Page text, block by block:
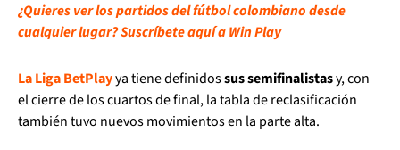
¿Quieres ver los partidos del fútbol colombiano desde
cualquier lugar? Suscríbete aquí a Win Play
La Liga BetPlayya tiene definidossus semifinalistasy, con
el cierre de los cuartos de final, la tabla de reclasificación
también tuvo nuevos movimientos en la parte alta.